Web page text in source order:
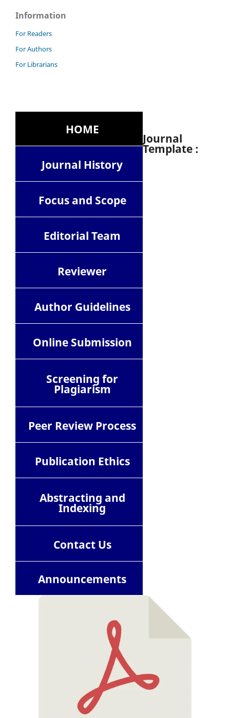
Information
For Readers
For Authors
For Librarians
HOME
Journal History
Focus and Scope
Editorial Team
Reviewer
Author Guidelines
Online Submission
Screening for
Plagiarism
Peer Review Process
Publication Ethics
Abstracting and
Indexing
ContactUs
Announcements
Journal
Template :